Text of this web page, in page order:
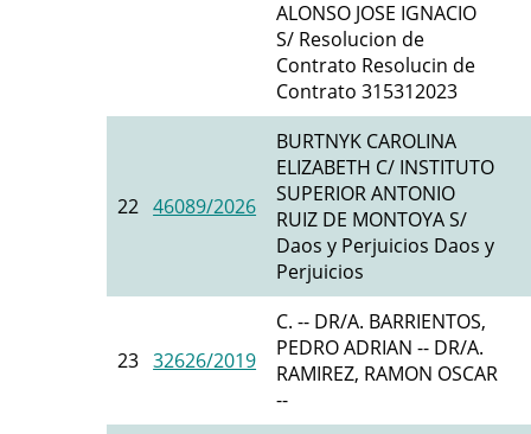
ALONSO JOSE IGNACIO
S/ Resolucion de
Contrato Resolucin de
Contrato 315312023
22 46089/2026
BURTNYK CAROLINA
ELIZABETH C/ INSTITUTO
SUPERIOR ANTONIO
RUIZ DE MONTOYA S/
Daos y Perjuicios Daos y
Perjuicios
23 32626/2019
C. -- DR/A. BARRIENTOS,
PEDRO ADRIAN -- DR/A.
RAMIREZ, RAMON OSCAR
--